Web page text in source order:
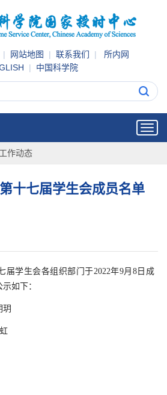
| 网站地图 | 联系我们 | 所内网
| 中国科学院
工作动态
十七届学生会成员名单
学生会各组织部门于2022年9月8日成
如下：
玥